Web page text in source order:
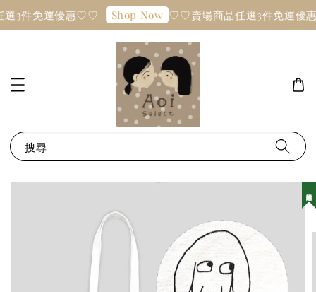
3件免運優惠♡♡ Shop Now ♡♡賣場商品任選3件免運優
搜尋